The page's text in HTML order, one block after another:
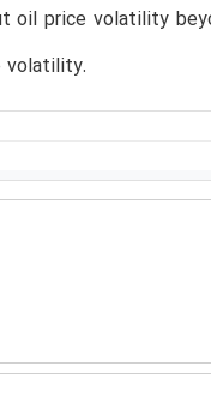
oil price volatility
volatility.